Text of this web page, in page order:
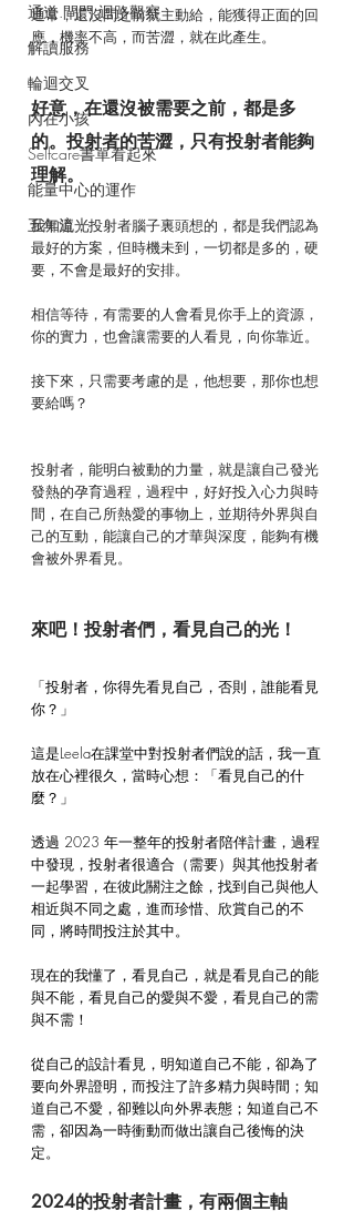
通道.閘門.迴路觀察
解讀服務
輪迴交叉
內在小孩
Selfcare書單看起來
能量中心的運作
五年流光
通常，還沒問之前就主動給，能獲得正面的回
應，機率不高，而苦澀，就在此產生。
好意，在還沒被需要之前，都是多
的。投射者的苦澀，只有投射者能夠
理解。
我知道，投射者腦子裏頭想的，都是我們認為
最好的方案，但時機未到，一切都是多的，硬
要，不會是最好的安排。
相信等待，有需要的人會看見你手上的資源，
你的實力，也會讓需要的人看見，向你靠近。
接下來，只需要考慮的是，他想要，那你也想
要給嗎？
投射者，能明白被動的力量，就是讓自己發光
發熱的孕育過程，過程中，好好投入心力與時
間，在自己所熱愛的事物上，並期待外界與自
己的互動，能讓自己的才華與深度，能夠有機
會被外界看見。
來吧！投射者們，看見自己的光！
「投射者，你得先看見自己，否則，誰能看見
你？」
這是Leela在課堂中對投射者們說的話，我一直
放在心裡很久，當時心想：「看見自己的什
麼？」
透過 2023 年一整年的投射者陪伴計畫，過程
中發現，投射者很適合（需要）與其他投射者
一起學習，在彼此關注之餘，找到自己與他人
相近與不同之處，進而珍惜、欣賞自己的不
同，將時間投注於其中。
現在的我懂了，看見自己，就是看見自己的能
與不能，看見自己的愛與不愛，看見自己的需
與不需！
從自己的設計看見，明知道自己不能，卻為了
要向外界證明，而投注了許多精力與時間；知
道自己不愛，卻難以向外界表態；知道自己不
需，卻因為一時衝動而做出讓自己後悔的決
定。
2024的投射者計畫，有兩個主軸